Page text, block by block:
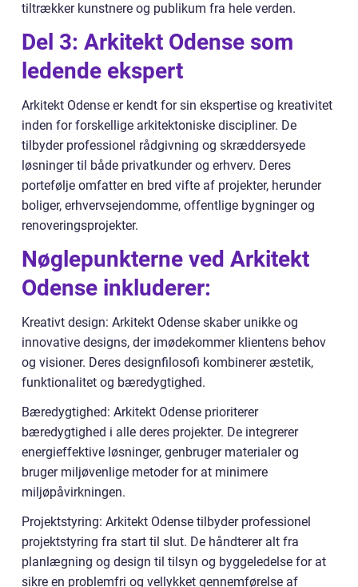
tiltrækker kunstnere og publikum fra hele verden.
Del 3: Arkitekt Odense som
ledende ekspert
Arkitekt Odense er kendt for sin ekspertise og kreativitet
inden for forskellige arkitektoniske discipliner. De
tilbyder professionel rådgivning og skræddersyede
løsninger til både privatkunder og erhverv. Deres
portefølje omfatter en bred vifte af projekter, herunder
boliger, erhvervsejendomme, offentlige bygninger og
renoveringsprojekter.
Nøglepunkterne ved Arkitekt
Odense inkluderer:
Kreativt design: Arkitekt Odense skaber unikke og
innovative designs, der imødekommer klientens behov
og visioner. Deres designfilosofi kombinerer æstetik,
funktionalitet og bæredygtighed.
Bæredygtighed: Arkitekt Odense prioriterer
bæredygtighed i alle deres projekter. De integrerer
energieffektive løsninger, genbruger materialer og
bruger miljøvenlige metoder for at minimere
miljøpåvirkningen.
Projektstyring: Arkitekt Odense tilbyder professionel
projektstyring fra start til slut. De håndterer alt fra
planlægning og design til tilsyn og byggeledelse for at
sikre en problemfri og vellykket gennemførelse af